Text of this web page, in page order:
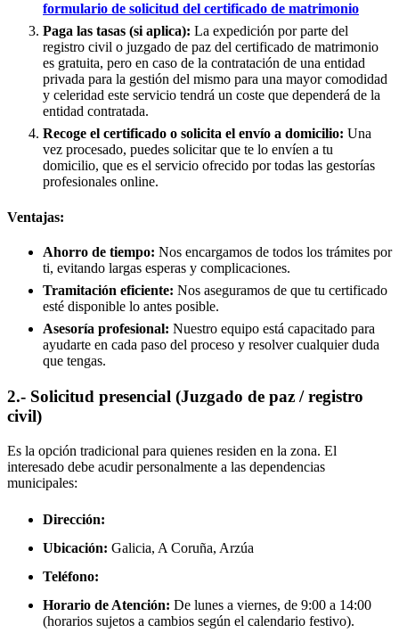
formulario de solicitud del certificado de matrimonio
Paga las tasas (si aplica): La expedición por parte del
registro civil o juzgado de paz del certificado de matrimonio
es gratuita, pero en caso de la contratación de una entidad
privada para la gestión del mismo para una mayor comodidad
y celeridad este servicio tendrá un coste que dependerá de la
entidad contratada.
Recoge el certificado o solicita el envío a domicilio: Una
vez procesado, puedes solicitar que te lo envíen a tu
domicilio, que es el servicio ofrecido por todas las gestorías
profesionales online.
Ventajas:
Ahorro de tiempo: Nos encargamos de todos los trámites por
ti, evitando largas esperas y complicaciones.
Tramitación eficiente: Nos aseguramos de que tu certificado
esté disponible lo antes posible.
Asesoría profesional: Nuestro equipo está capacitado para
ayudarte en cada paso del proceso y resolver cualquier duda
que tengas.
2.- Solicitud presencial (Juzgado de paz / registro
civil)
Es la opción tradicional para quienes residen en la zona. El
interesado debe acudir personalmente a las dependencias
municipales:
Dirección:
Ubicación: Galicia, A Coruña, Arzúa
Teléfono:
Horario de Atención: De lunes a viernes, de 9:00 a 14:00
(horarios sujetos a cambios según el calendario festivo).